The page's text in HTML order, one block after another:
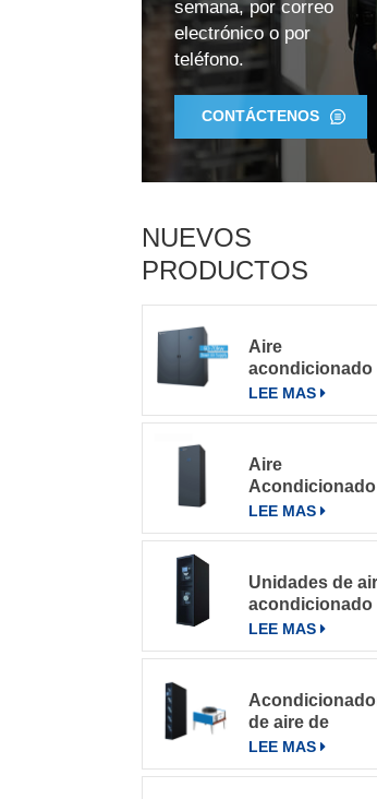
semana, por correo
electrónico o por
teléfono.
CONTÁCTENOS
NUEVOS
PRODUCTOS
Aire
acondicionado
precisión para
salas de
grandes
LEE MAS
Aire
Precisión Para
Salas De
LEE MAS
Unidades de
acondicionado
precisión con
refrigeración
LEE MAS
de aire de
precisión en fila
de la serie
LEE MAS